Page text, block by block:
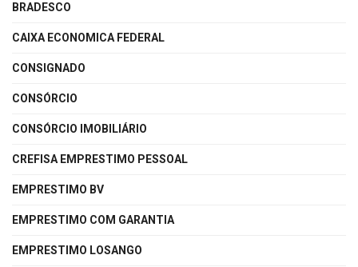
BRADESCO
CAIXA ECONOMICA FEDERAL
CONSIGNADO
CONSÓRCIO
CONSÓRCIO IMOBILIÁRIO
CREFISA EMPRESTIMO PESSOAL
EMPRESTIMO BV
EMPRESTIMO COM GARANTIA
EMPRESTIMO LOSANGO